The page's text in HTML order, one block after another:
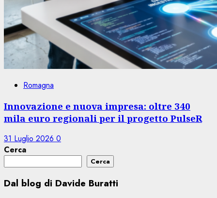
Romagna
Innovazione e nuova impresa: oltre 340
mila euro regionali per il progetto PulseR
31 Luglio 2026 0
Cerca
Cerca
Dal blog di Davide Buratti